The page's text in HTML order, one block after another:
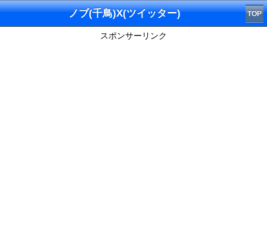
ノブ(千鳥)X(ツイッター) TOP
スポンサーリンク